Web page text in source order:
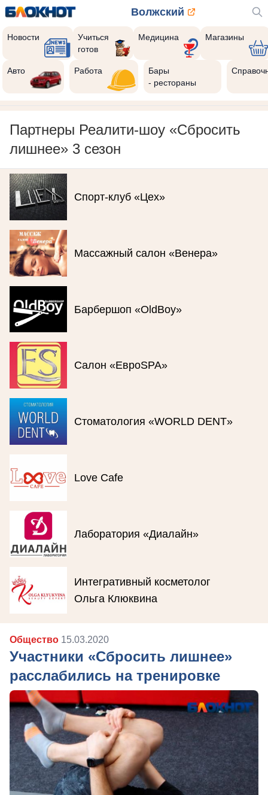
Волжский
Новости
Учиться
готов
Медицина Магазины
Авто Работа
Бары
- рестораны
Партнеры Реалити-шоу «Сбросить
лишнее» 3 сезон
Спорт-клуб «Цех»
Массажный салон «Венера»
Барбершоп «OldBoy»
Салон «ЕвроSPA»
Стоматология «WORLD DENT»
Love Cafe
Лаборатория «Диалайн»
Интегративный косметолог
Ольга Клюквина
Общество 15.03.2020
Участники «Сбросить лишнее»
расслабились на тренировке